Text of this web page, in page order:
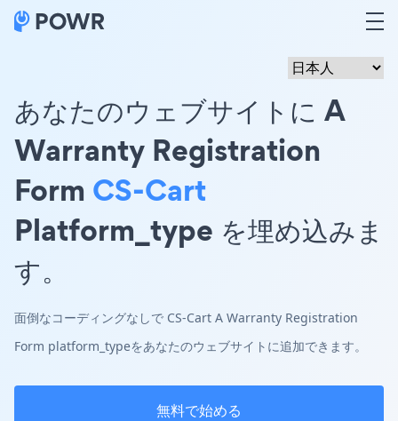
あなたのウェブサイトに A
Warranty Registration
Form CS-Cart
Platform_type を埋め込みま
す。
面倒なコーディングなしで CS-Cart A Warranty Registration
Form platform_typeをあなたのウェブサイトに追加できます。
無料で始める